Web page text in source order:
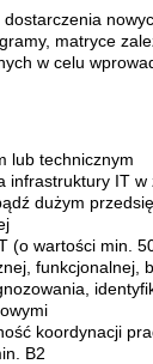
matryce
w celu
lub technicznym
IT w
dużym
(o wartości min.
funkcjonalnej,
koordynacji
B2